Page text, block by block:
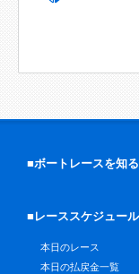
■ボートレースを知
■レーススケジュール
本日のレース
本日の払戻金一覧